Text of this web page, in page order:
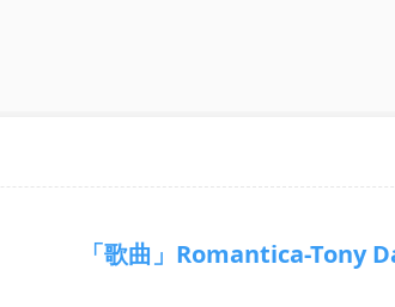
「歌曲」Romantica-Tony